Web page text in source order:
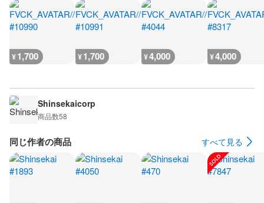
¥1,700 ¥1,700 ¥4,000 ¥4,000
Shinsekaicorp
商品数58
同じ作者の商品 すべて見る